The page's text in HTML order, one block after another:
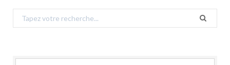
Search
for: